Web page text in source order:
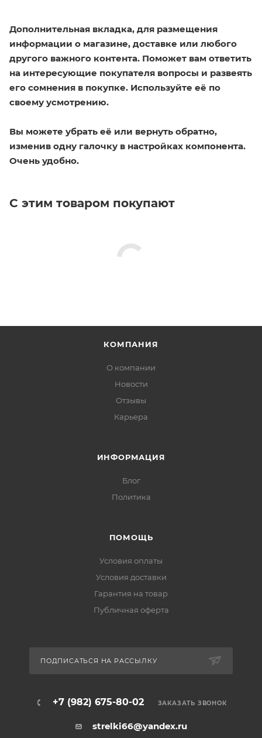
Дополнительная вкладка, для размещения
информации о магазине, доставке или любого
другого важного контента. Поможет вам ответить
на интересующие покупателя вопросы и развеять
его сомнения в покупке. Используйте её по
своему усмотрению.
Вы можете убрать её или вернуть обратно,
изменив одну галочку в настройках компонента.
Очень удобно.
С этим товаром покупают
КОМПАНИЯ
О компании
Новости
Отзывы
Карьера
ИНФОРМАЦИЯ
Блог
Политика
ПОМОЩЬ
Условия оплаты
Условия доставки
Гарантия на товар
Публичная оферта
ПОДПИСАТЬСЯ НА РАССЫЛКУ
+7 (982) 675-80-02 ЗАКАЗАТЬ ЗВОНОК
strelki66@yandex.ru